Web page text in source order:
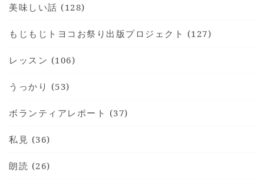
美味しい話 (128)
もじもじトヨコお祭り出版プロジェクト (127)
レッスン (106)
うっかり (53)
ボランティアレポート (37)
私見 (36)
朗読 (26)